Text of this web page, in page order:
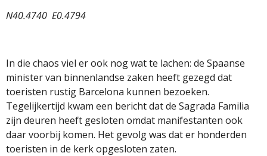
N40.4740 E0.4794
In die chaos viel er ook nog wat te lachen: de Spaanse
minister van binnenlandse zaken heeft gezegd dat
toeristen rustig Barcelona kunnen bezoeken.
Tegelijkertijd kwam een bericht dat de Sagrada Familia
zijn deuren heeft gesloten omdat manifestanten ook
daar voorbij komen. Het gevolg was dat er honderden
toeristen in de kerk opgesloten zaten.